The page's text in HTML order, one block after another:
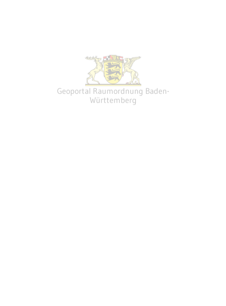
Geoportal Raumordnung Baden-
Württemberg